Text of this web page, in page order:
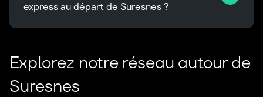
express au départ de Suresnes ?
Explorez notre réseau autour de
Suresnes